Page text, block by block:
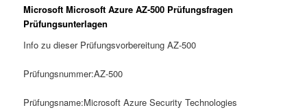
Microsoft Microsoft Azure AZ-500 Prüfungsfragen
Prüfungsunterlagen
Info zu dieser Prüfungsvorbereitung AZ-500
Prüfungsnummer:AZ-500
Prüfungsname:Microsoft Azure Security Technologies